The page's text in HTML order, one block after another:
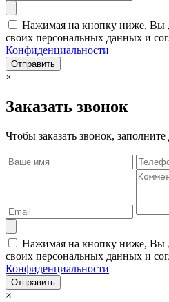
Нажимая на кнопку ниже, Вы
своих персональных данных и
Конфиденциальности
Отправить
×
Заказать звонок
Чтобы заказать звонок,
Нажимая на кнопку ниже, Вы
своих персональных данных и
Конфиденциальности
Отправить
×